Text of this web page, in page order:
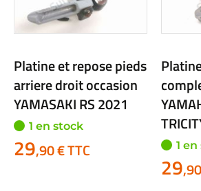
Platine et repose pieds
arriere droit occasion
YAMASAKI RS 2021
1 en stock
29,90 € TTC 1
29